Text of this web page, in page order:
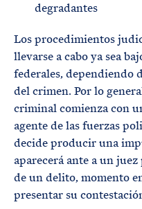
degradantes
Los procedimientos
llevarse a cabo ya sea
federales, dependiendo
del crimen. Por lo
criminal comienza con
agente de las fuerzas
decide producir una
aparecerá ante a un
de un delito, momento
presentar su